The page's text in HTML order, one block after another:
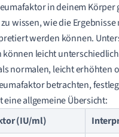
in deinem Körper
wissen, wie die
werden können.
leicht
normalen, leicht erhöhten
betrachten,
eine allgemeine Übersicht:
(IU/ml)